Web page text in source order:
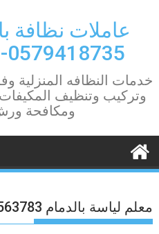
contentعاملات نظافة
0579418735-0549362075
خدمات النظافه المنزلية
وتركيب وتنظيف
ومكافحة
معلم لياسة بالدمام 0540563783